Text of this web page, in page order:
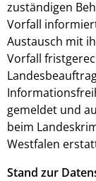
zuständigen
Vorfall
Austausch mit
Vorfall
gemeldet und
beim
Westfalen
Stand zur